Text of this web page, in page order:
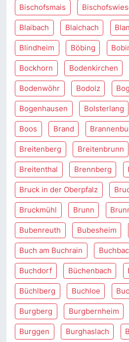
Bischofsmais
Blaibach Blaichach
Blindheim Böbing
Bockhorn Bodenkirchen
Bodenwöhr Bodolz
Bogenhausen Bolsterlang
Boos Brand
Breitenberg Breitenbrunn
Breitenthal Brennberg
Bruck in der Oberpfalz
Bruckmühl Brunn
Bubenreuth Bubesheim
Buch am Buchrain
Buchdorf Büchenbach
Büchlberg Buchloe
Burgberg Burgbernheim
Burggen Burghaslach